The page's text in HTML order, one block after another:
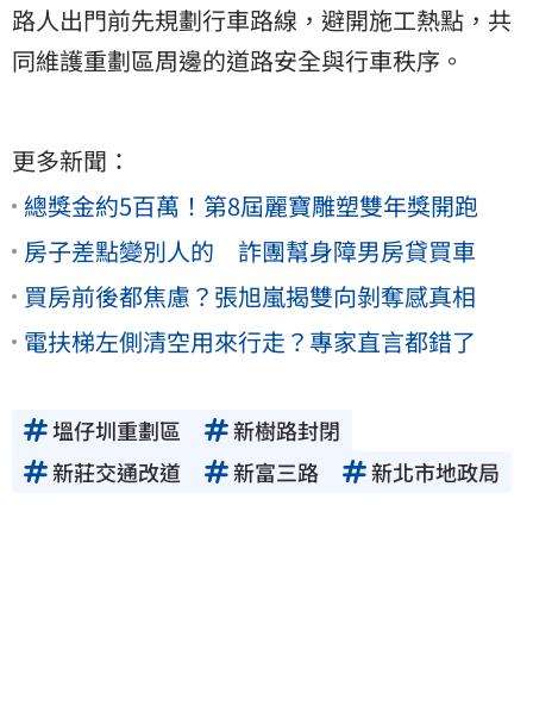
路人出門前先規劃行車路線，避開施工熱點，共
同維護重劃區周邊的道路安全與行車秩序。
更多新聞：
總獎金約5百萬！第8屆麗寶雕塑雙年獎開跑
房子差點變別人的 詐團幫身障男房貸買車
買房前後都焦慮？張旭嵐揭雙向剝奪感真相
電扶梯左側清空用來行走？專家直言都錯了
塭仔圳重劃區
新樹路封閉
新莊交通改道
新富三路 新北市地政局